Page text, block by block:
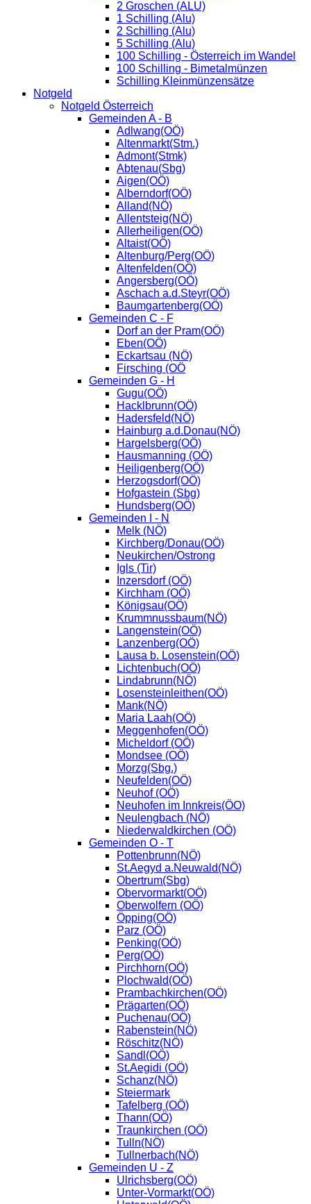
2 Groschen (ALU)
1 Schilling (Alu)
2 Schilling (Alu)
5 Schilling (Alu)
100 Schilling - Österreich im Wandel
100 Schilling - Bimetalmünzen
Schilling Kleinmünzensätze
Notgeld
Notgeld Österreich
Gemeinden A - B
Adlwang(OÖ)
Altenmarkt(Stm.)
Admont(Stmk)
Abtenau(Sbg)
Aigen(OÖ)
Alberndorf(OÖ)
Alland(NÖ)
Allentsteig(NÖ)
Allerheiligen(OÖ)
Altaist(OÖ)
Altenburg/Perg(OÖ)
Altenfelden(OÖ)
Angersberg(OÖ)
Aschach a.d.Steyr(OÖ)
Baumgartenberg(OÖ)
Gemeinden C - F
Dorf an der Pram(OÖ)
Eben(OÖ)
Eckartsau (NÖ)
Firsching (OÖ
Gemeinden G - H
Gugu(OÖ)
Hacklbrunn(OÖ)
Hadersfeld(NÖ)
Hainburg a.d.Donau(NÖ)
Hargelsberg(OÖ)
Hausmanning (OÖ)
Heiligenberg(OÖ)
Herzogsdorf(OÖ)
Hofgastein (Sbg)
Hundsberg(OÖ)
Gemeinden I - N
Melk (NÖ)
Kirchberg/Donau(OÖ)
Neukirchen/Ostrong
Igls (Tir)
Inzersdorf (OÖ)
Kirchham (OÖ)
Königsau(OÖ)
Krummnussbaum(NÖ)
Langenstein(OÖ)
Lanzenberg(OÖ)
Lausa b. Losenstein(OÖ)
Lichtenbuch(OÖ)
Lindabrunn(NÖ)
Losensteinleithen(OÖ)
Mank(NÖ)
Maria Laah(OÖ)
Meggenhofen(OÖ)
Micheldorf (OÖ)
Mondsee (OÖ)
Morzg(Sbg.)
Neufelden(OÖ)
Neuhof (OÖ)
Neuhofen im Innkreis(ÖO)
Neulengbach (NÖ)
Niederwaldkirchen (OÖ)
Gemeinden O - T
Pottenbrunn(NÖ)
St.Aegyd a.Neuwald(NÖ)
Obertrum(Sbg)
Obervormarkt(OÖ)
Oberwolfern (OÖ)
Öpping(OÖ)
Parz (OÖ)
Penking(OÖ)
Perg(OÖ)
Pirchhorn(OÖ)
Plochwald(OÖ)
Prambachkirchen(OÖ)
Prägarten(OÖ)
Puchenau(OÖ)
Rabenstein(NÖ)
Röschitz(NÖ)
Sandl(OÖ)
St.Aegidi (OÖ)
Schanz(NÖ)
Steiermark
Tafelberg (OÖ)
Thann(OÖ)
Traunkirchen (OÖ)
Tulln(NÖ)
Tullnerbach(NÖ)
Gemeinden U - Z
Ulrichsberg(OÖ)
Unter-Vormarkt(OÖ)